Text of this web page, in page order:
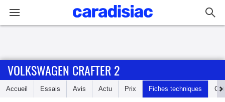
Accueil
VOLKSWAGEN CRAFTER 2
Accueil Essais Avis Actu Prix Fiches techniques